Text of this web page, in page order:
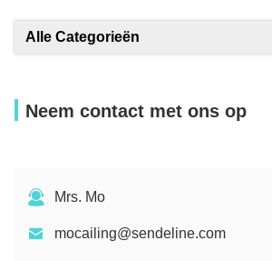
Alle Categorieën
Neem contact met ons op
Mrs. Mo
mocailing@sendeline.com